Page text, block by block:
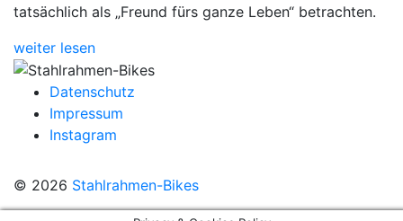
tatsächlich als „Freund fürs ganze Leben“ betrachten.
weiter lesen
Datenschutz
Impressum
Instagram
© 2026 Stahlrahmen-Bikes